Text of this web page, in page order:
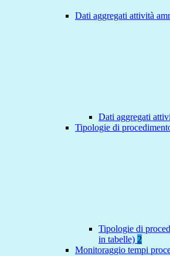
Dati aggregati attività
Dati aggregati
Tipologie di
Tipologie di
in tabelle) 2
Monitoraggio tempi